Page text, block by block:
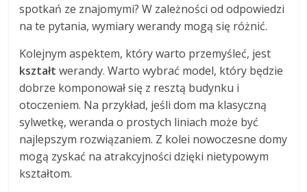
spotkań ze znajomymi? W zależności od odpowiedzi
na te pytania, wymiary werandy mogą się różnić.
Kolejnym aspektem, który warto przemyśleć, jest
kształt werandy. Warto wybrać model, który będzie
dobrze komponował się z resztą budynku i
otoczeniem. Na przykład, jeśli dom ma klasyczną
sylwetkę, weranda o prostych liniach może być
najlepszym rozwiązaniem. Z kolei nowoczesne domy
mogą zyskać na atrakcyjności dzięki nietypowym
kształtom.